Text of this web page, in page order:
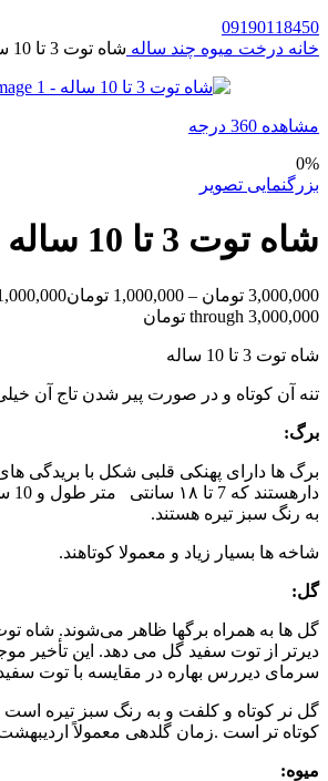
09190118450
خانه درخت میوه چند ساله شاه توت 3 تا 10 ساله
مشاهده 360 درجه
0%
بزرگنمایی تصویر
شاه توت 3 تا 10 ساله
3,000,000 تومان –
1,000,000 تومان
through 3,000,000 تومان
شاه توت 3 تا 10 ساله
تنه آن کوتاه و در صورت پیر شدن تاج آن
برگ:
برگ ها دارای پهنکی قلبی شکل با بریدگی
به رنگ سبز تیره هستند.
شاخه ها بسیار زیاد و معمولا کوتاهند.
گل:
دیرتر از توت سفید گل می دهد. این تأخیر
سرمای دیررس بهاره در مقایسه با توت
گل نر کوتاه و کلفت و به رنگ سبز تیره است
کوتاه‌ تر است .زمان گلدهی معمولاً
میوه: